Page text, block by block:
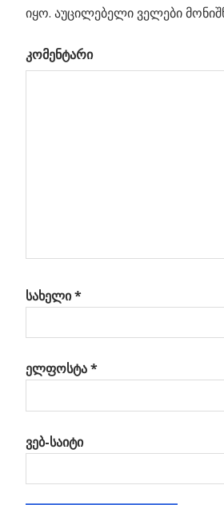
იყო. აუცილებელი ველები
კომენტარი
სახელი*
ელფოსტა*
ვებ-საიტი